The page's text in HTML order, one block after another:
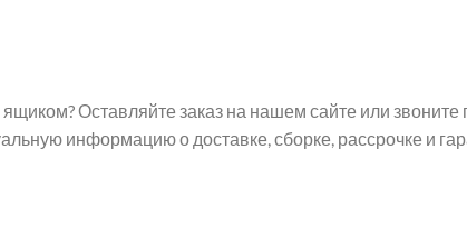
Оставляйте заказ на нашем сайте или звоните
информацию о доставке, сборке, рассрочке и